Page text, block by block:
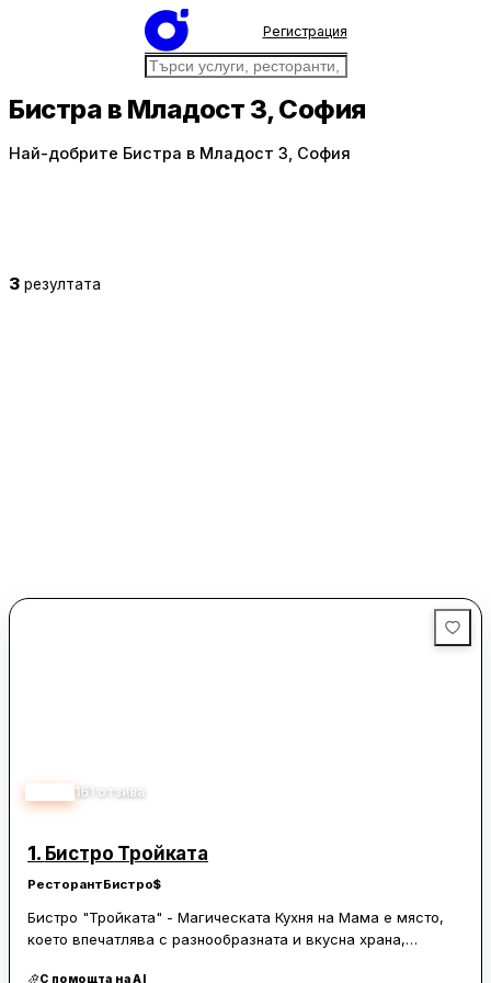
Регистрация
Бистра в Младост 3, София
Най-добрите Бистра в Младост 3, София
3 резултата
161 отзива
1. Бистро Тройката
РесторантБистро$
Бистро "Тройката" - Магическата Кухня на Мама е място,
което впечатлява с разнообразната и вкусна храна,
С помощта на AI